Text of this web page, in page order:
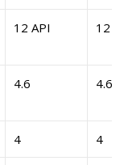
12 API 12
4.6 4.6
4 4